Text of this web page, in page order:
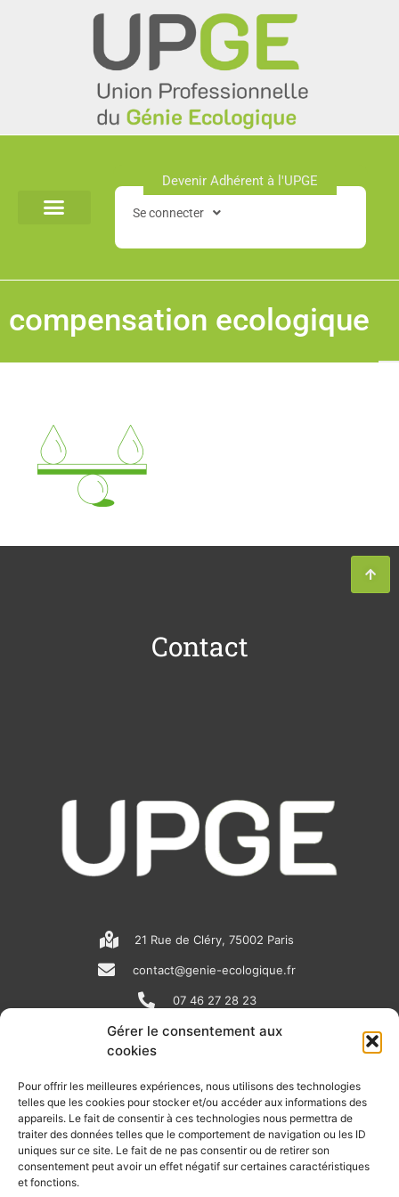
Gérer le consentement aux
cookies
Pour offrir les meilleures expériences, nous utilisons des technologies
telles que les cookies pour stocker et/ou accéder aux informations des
appareils. Le fait de consentir à ces technologies nous permettra de
traiter des données telles que le comportement de navigation ou les ID
uniques sur ce site. Le fait de ne pas consentir ou de retirer son
consentement peut avoir un effet négatif sur certaines caractéristiques
et fonctions.
Devenir Adhérent à l'UPGE​
Se connecter
compensation ecologique
Contact
21 Rue de Cléry, 75002 Paris
contact@genie-ecologique.fr
07 46 27 28 23
N
e
w
s
p
i
n
k
e
o
u
t
u
RECEVOIR L'ACTU DE LA FILIÈRE
Retrouvez tous les mois les articles terrain de nos adhérents, les
rendez-vous importants de la filière, nos offres de stages et